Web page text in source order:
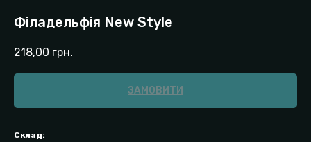
Філадельфія New Style
218,00 грн.
ЗАМОВИТИ
Склад: